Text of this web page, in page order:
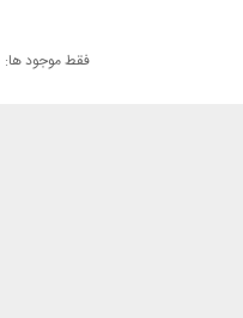
فقط موجود ها: